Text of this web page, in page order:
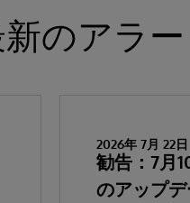
のアラ
2026年 7月 22日
勧告：7月
のアップ